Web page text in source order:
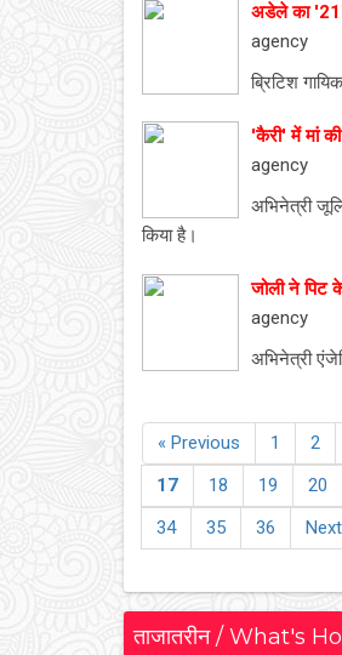
अडेले का '21'
agency
ब्रिटिश
'कैरी' में मां
agency
अभिनेत्री
किया है।
जोली ने पिट
agency
अभिनेत्री
« Previous 1 2
17
18 19 20
34
35 36
ताजातरीन / What's